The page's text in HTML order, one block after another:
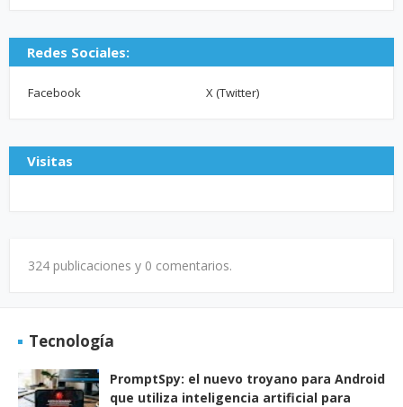
Redes Sociales:
Facebook X (Twitter)
Visitas
324 publicaciones y 0 comentarios.
Tecnología
PromptSpy: el nuevo troyano para Android
que utiliza inteligencia artificial para